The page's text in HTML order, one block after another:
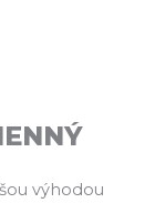
výhodou